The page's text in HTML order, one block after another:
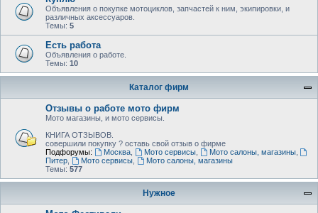
Объявления о покупке мотоциклов, запчастей к ним, экипировки, и
различных аксессуаров.
Темы: 5
Есть работа
Объявления о работе.
Темы: 10
Каталог фирм
Отзывы о работе мото фирм
Мото магазины, и мото сервисы.
КНИГА ОТЗЫВОВ.
совершили покупку ? оставь свой отзыв о фирме
Подфорумы:
Москва, Мото сервисы, Мото салоны, магазины,
Питер
Мото сервисы,
Мото салоны, магазины
Темы: 577
Нужное